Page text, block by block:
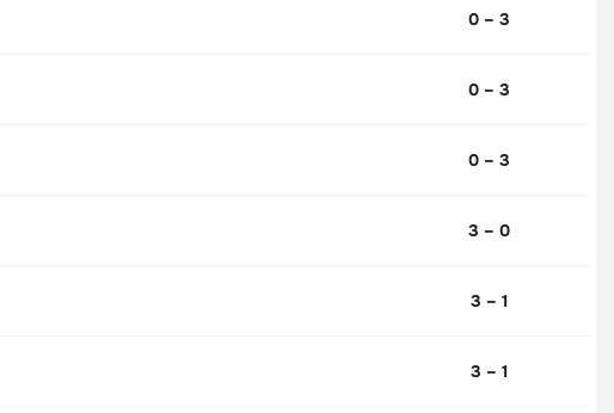
0 – 3
0 – 3
0 – 3
3 – 0
3 – 1
3 – 1